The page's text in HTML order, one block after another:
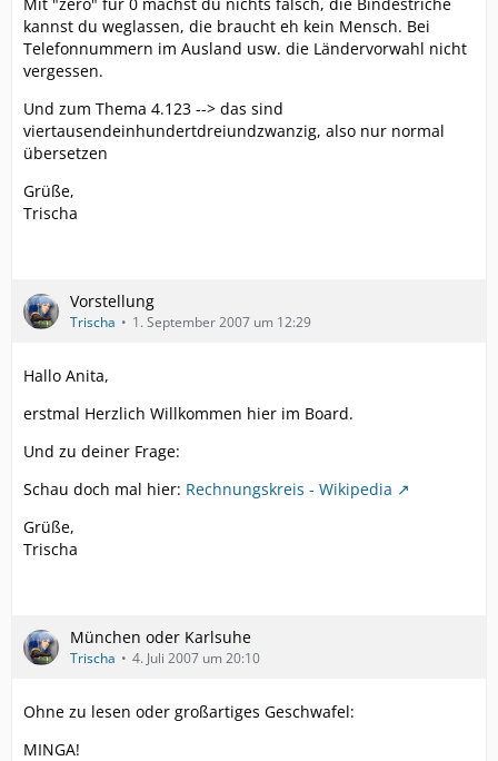
kannst du weglassen, die braucht eh kein Mensch. Bei
Telefonnummern im Ausland usw. die Ländervorwahl nicht
vergessen.
Und zum Thema 4.123 --> das sind
viertausendeinhundertdreiundzwanzig, also nur normal
übersetzen
Grüße,
Trischa
Vorstellung
Trischa 1. September 2007 um 12:29
Hallo Anita,
erstmal Herzlich Willkommen hier im Board.
Und zu deiner Frage:
Schau doch mal hier: Rechnungskreis - Wikipedia
Grüße,
Trischa
München oder Karlsuhe
Trischa 4. Juli 2007 um 20:10
Ohne zu lesen oder großartiges Geschwafel:
MINGA!